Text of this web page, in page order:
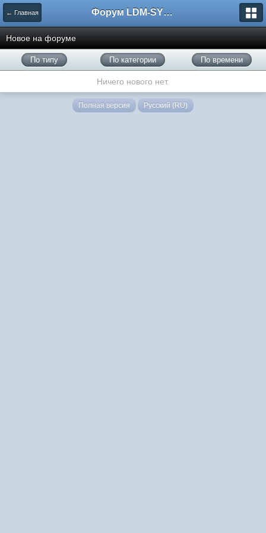
← Главная Форум LDM-SYSTEMS
Новое на форуме
По типу По категории По времени
Ничего нового нет.
Полная версия Русский (RU)